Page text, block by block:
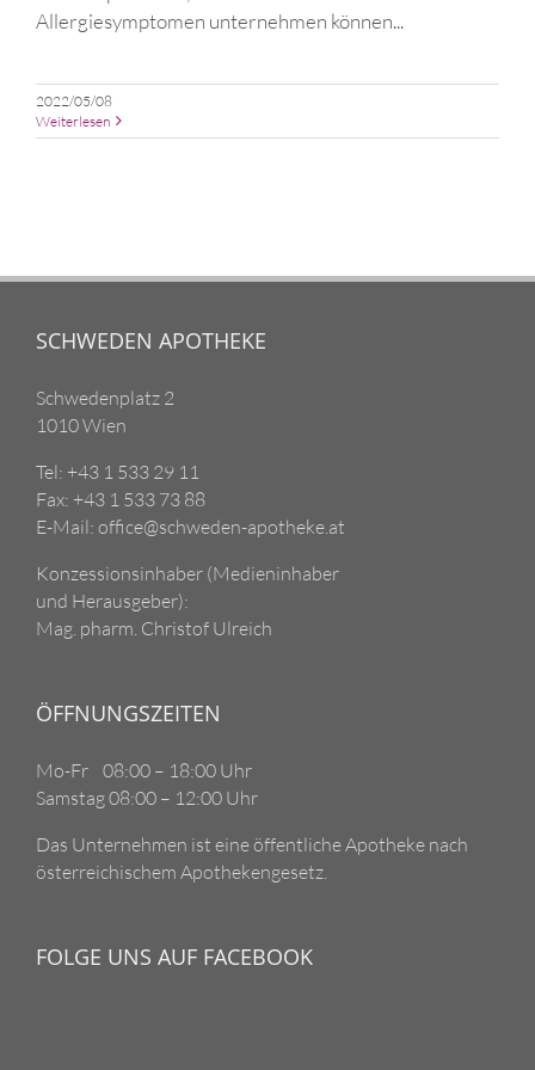
Allergiesymptomen unternehmen können...
2022/05/08
Weiterlesen
SCHWEDEN APOTHEKE
Schwedenplatz 2
1010 Wien
Tel: +43 1 533 29 11
Fax: +43 1 533 73 88
E-Mail: office@schweden-apotheke.at
Konzessionsinhaber (Medieninhaber
und Herausgeber):
Mag. pharm. Christof Ulreich
ÖFFNUNGSZEITEN
Mo-Fr 08:00 – 18:00 Uhr
Samstag 08:00 – 12:00 Uhr
Das Unternehmen ist eine öffentliche Apotheke nach
österreichischem Apothekengesetz.
FOLGE UNS AUF FACEBOOK